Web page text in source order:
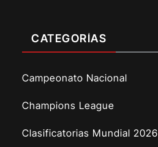
CATEGORÍAS
Campeonato Nacional
Champions League
Clasificatorias Mundial 2026